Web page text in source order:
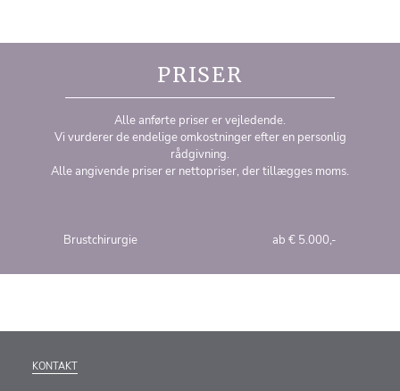
PRISER
Alle anførte priser er vejledende.
Vi vurderer de endelige omkostninger efter en personlig
rådgivning.
Alle angivende priser er nettopriser, der tillægges moms.
Brustchirurgie ab € 5.000,-
KONTAKT